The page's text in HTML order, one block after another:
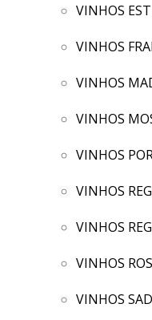
VINHOS
VINHOS
VINHOS
VINHOS
VINHOS
VINHOS
VINHOS
VINHOS
VINHOS